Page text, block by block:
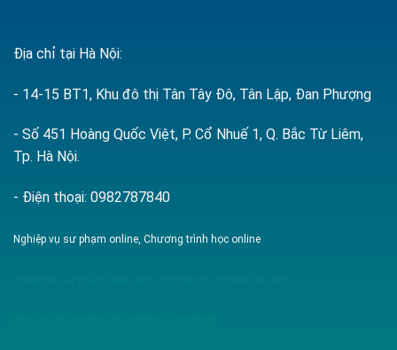
Địa chỉ tại Hà Nội:
- 14-15 BT1, Khu đô thị Tân Tây Đô, Tân Lập, Đan Phượng
- Số 451 Hoàng Quốc Việt, P. Cổ Nhuế 1, Q. Bắc Từ Liêm,
Tp. Hà Nội.
- Điện thoại: 0982787840
Nghiệp vụ sư phạm online, Chương trình học online